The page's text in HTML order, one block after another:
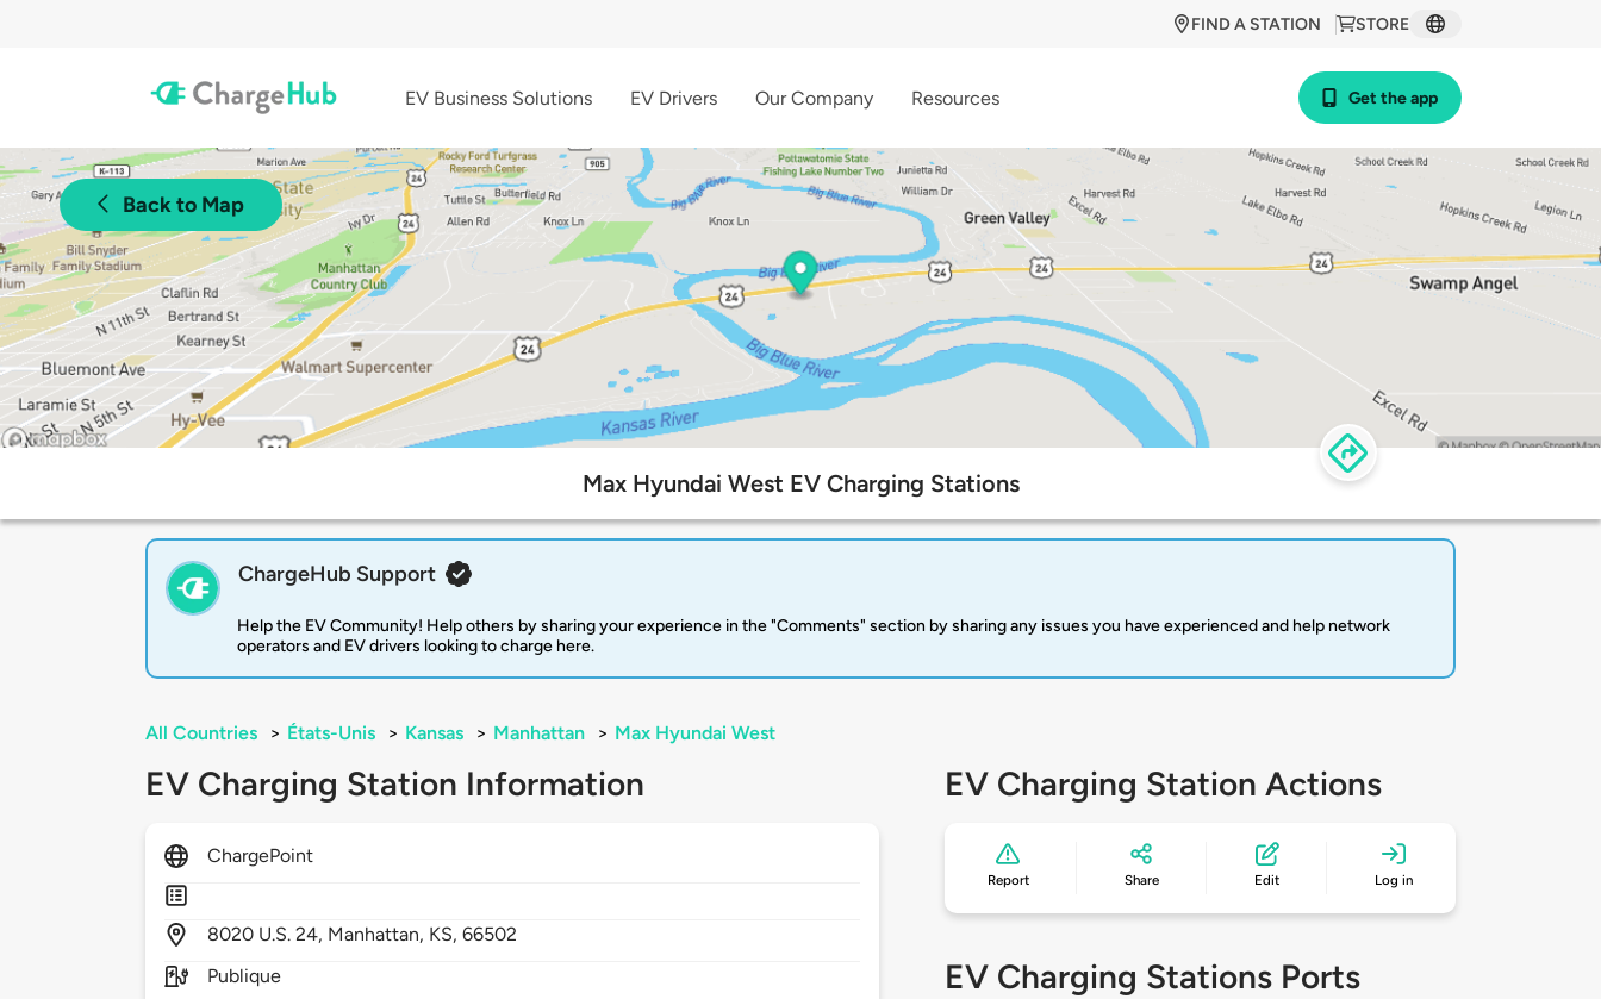
STORE
FIND A STATION
EV Business Solutions EV Drivers Our Company Resources Get the app
Back to Map
Max Hyundai West EV Charging Stations
ChargeHub Support
Help the EV Community! Help others by sharing your experience in the "Comments" section by sharing any issues you have experienced and help network
operators and EV drivers looking to charge here.
All Countries > États-Unis > Kansas > Manhattan > Max Hyundai West
EV Charging Station Information
ChargePoint
8020 U.S. 24, Manhattan, KS,66502
Publique
EV Charging Station Actions
Report Share Edit Log in
EV Charging Stations Ports